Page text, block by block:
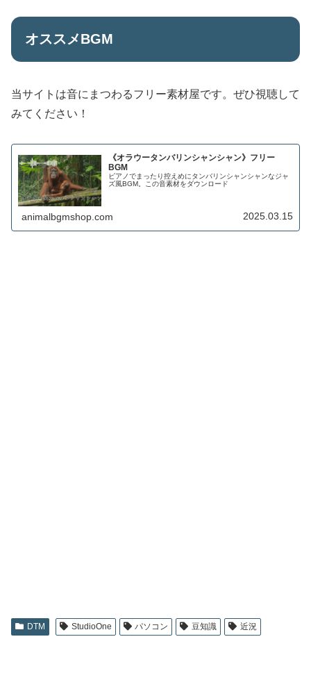
オススメBGM
当サイトは音にまつわるフリー素材屋です。ぜひ視聴して
みてください！
《オラウータンバリンシャンシャン》フリー
BGM
ピアノでまったり控えめにタンバリンシャンシャンなジャ
ズ風BGM。この音素材をダウンロード
animalbgmshop.com 2025.03.15
DTM StudioOne パソコン 豆知識 近況